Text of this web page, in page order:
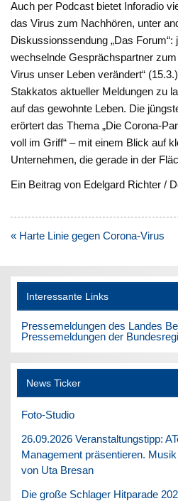
Auch per Podcast bietet Inforadio
das Virus zum Nachhören, unter
Diskussionssendung „Das
wechselnde Gesprächspartner zum
Virus unser Leben verändert“
Stakkatos aktueller Meldungen zu
auf das gewohnte Leben. Die
erörtert das Thema „Die Corona-
voll im Griff“ – mit einem Blick auf
Unternehmen, die gerade in der
Ein Beitrag von Edelgard Richter /
Beitragsnavigation
« Harte Linie gegen Corona-Virus
Interessante Links
Pressemeldungen des Landes
Pressemeldungen der
News Ticker
Foto-Studio
26.09.2026 Veranstaltungstipp:
Management präsentieren.
von Uta Bresan
Die große Schlager Hitparade